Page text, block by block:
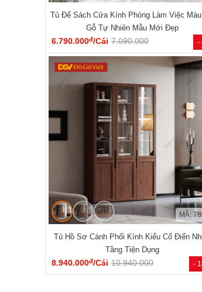
-
Tủ Để Sách Cửa Kính Phòng Làm Việc
Gỗ Tự Nhiên Mẫu Mới Đẹp
6.790.000đ/Cái 7.090.000
-
MÃ:
Tủ Hồ Sơ Cánh Phối Kính Kiểu Cổ Điển
Tầng Tiện Dụng
8.940.000đ/Cái 10.940.000